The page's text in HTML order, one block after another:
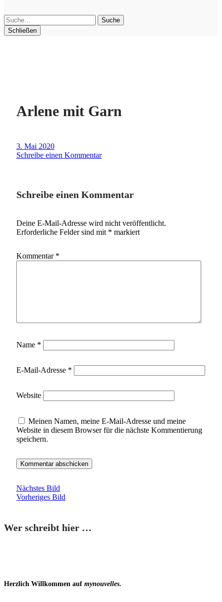
Suche
Schließen
Arlene mit Garn
3. Mai 2020
Schreibe einen Kommentar
Schreibe einen Kommentar
Deine E-Mail-Adresse wird nicht veröffentlicht.
Erforderliche Felder sind mit * markiert
Kommentar *
Name *
E-Mail-Adresse *
Website
Meinen Namen, meine E-Mail-Adresse und meine
Website in diesem Browser für die nächste Kommentierung
speichern.
Nächstes Bild
Vorheriges Bild
Wer schreibt hier …
Herzlich Willkommen auf mynouvelles.